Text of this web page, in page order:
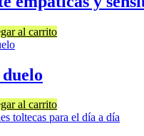
al carrito
al carrito